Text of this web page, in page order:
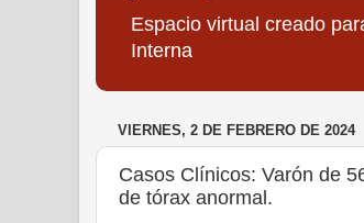
Espacio virtual creado
Interna
VIERNES, 2 DE FEBRERO DE 2024
Casos Clínicos: Varón de
de tórax anormal.